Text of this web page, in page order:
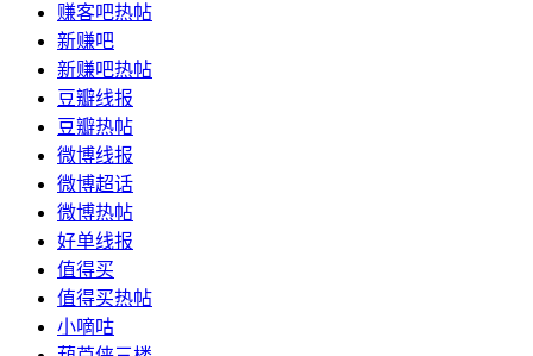
赚客吧热帖
新赚吧
新赚吧热帖
豆瓣线报
豆瓣热帖
微博线报
微博超话
微博热帖
好单线报
值得买
值得买热帖
小嘀咕